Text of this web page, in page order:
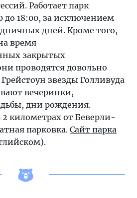
Работает парк
до 18:00, за исключением
дней. Кроме того,
время
закрытых
проводятся довольно
звезды Голливуда
вечеринки,
дни рождения.
2 километрах от Беверли-
парковка. Сайт парка